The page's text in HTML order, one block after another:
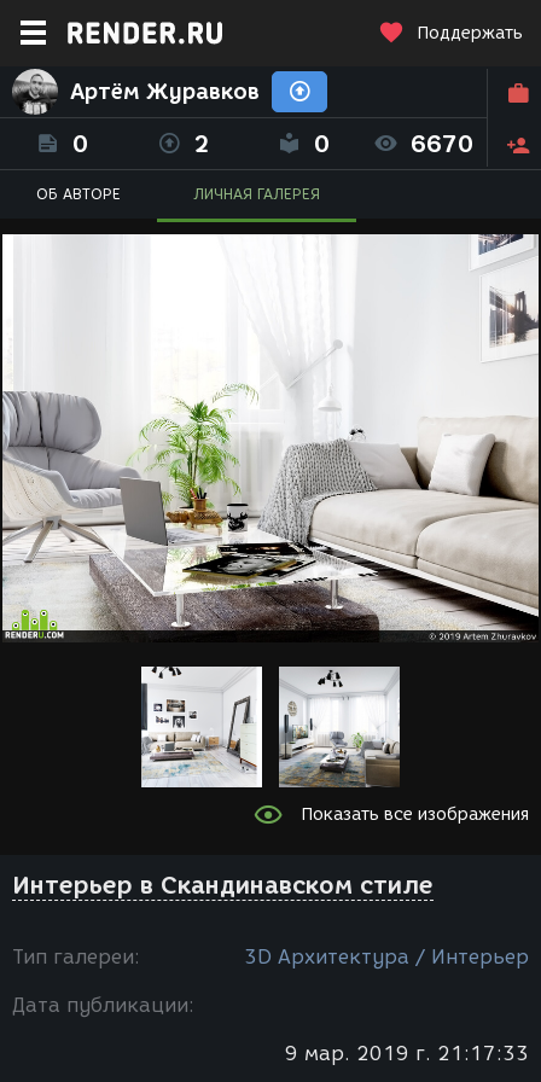
Поддержать
Артём Журавков
0 2 0 6670
ОБ АВТОРЕ ЛИЧНАЯ ГАЛЕРЕЯ
Показать все изображения
Интерьер в Скандинавском стиле
Тип галереи: 3D Архитектура / Интерьер
Дата публикации:
9 мар. 2019 г. 21:17:33